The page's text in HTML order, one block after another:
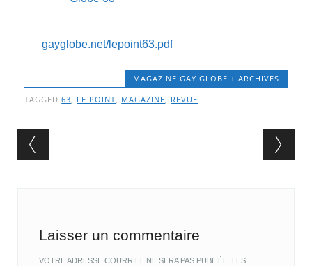
gayglobe.net/lepoint63.pdf
MAGAZINE GAY GLOBE + ARCHIVES
TAGGED63, LE POINT, MAGAZINE, REVUE
Post navigation
Laisser un commentaire
VOTRE ADRESSE COURRIEL NE SERA PAS PUBLIÉE. LES